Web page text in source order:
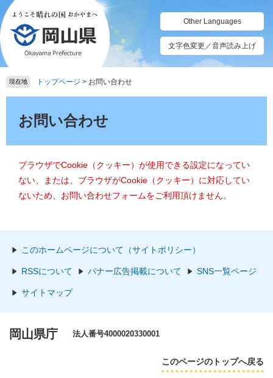
ペ
ー
ジ
の
先
頭
す。
メ
ニ
ュ
ー
を
飛
し
へ
Other Languages
文字色変更／音声読み上げ
現在地 トップページ > お問い合わせ
お問い合わせ
ブラウザでCookie（クッキー）が使用できる設定になってい
ない、または、ブラウザがCookie（クッキー）に対応してい
ないため、お問い合わせフォームをご利用頂けません。
このホームページについて（サイトポリシー）
RSSについて バナー広告掲載について SNS一覧ページ
サイトマップ
岡山県庁 法人番号4000020330001
このページのトップへ戻る